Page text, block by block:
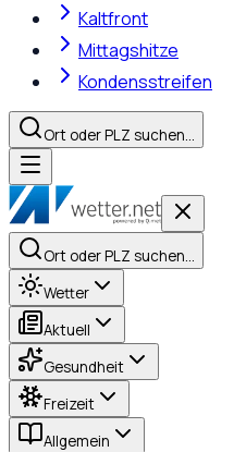
Kaltfront
Mittagshitze
Kondensstreifen
Ort oder PLZ suchen…
Ort oder PLZ suchen…
Wetter
Aktuell
Gesundheit
Freizeit
Allgemein